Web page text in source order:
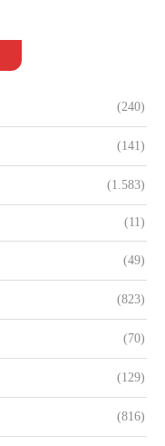
(240)
(141)
(1.583)
(11)
(49)
(823)
(70)
(129)
(816)